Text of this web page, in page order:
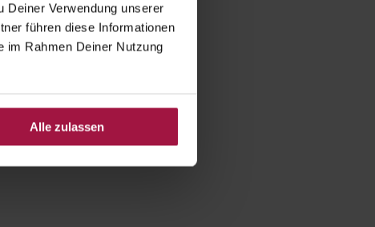
Deiner Verwendung unserer
führen diese Informationen
im Rahmen Deiner Nutzung
Alle zulassen